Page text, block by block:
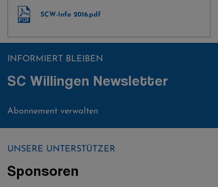
SCW-Info 2016.pdf
INFORMIERT BLEIBEN
SC Willingen Newsletter
Abonnement verwalten
UNSERE UNTERSTÜTZER
Sponsoren